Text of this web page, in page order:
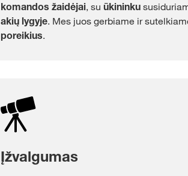
komandos žaidėjai, su ūkininku
akių lygyje. Mes juos gerbiame ir
poreikius.
Įžvalgumas